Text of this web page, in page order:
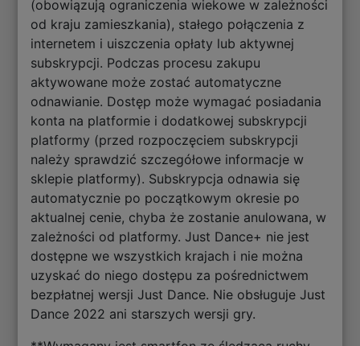
(obowiązują ograniczenia wiekowe w zależności
od kraju zamieszkania), stałego połączenia z
internetem i uiszczenia opłaty lub aktywnej
subskrypcji. Podczas procesu zakupu
aktywowane może zostać automatyczne
odnawianie. Dostęp może wymagać posiadania
konta na platformie i dodatkowej subskrypcji
platformy (przed rozpoczęciem subskrypcji
należy sprawdzić szczegółowe informacje w
sklepie platformy). Subskrypcja odnawia się
automatycznie po początkowym okresie po
aktualnej cenie, chyba że zostanie anulowana, w
zależności od platformy. Just Dance+ nie jest
dostępne we wszystkich krajach i nie można
uzyskać do niego dostępu za pośrednictwem
bezpłatnej wersji Just Dance. Nie obsługuje Just
Dance 2022 ani starszych wersji gry.